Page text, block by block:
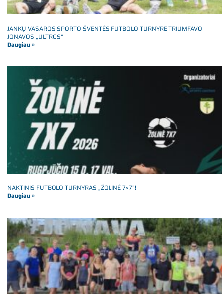
JANKŲ VASAROS SPORTO ŠVENTĖS FUTBOLO TURNYRE TRIUMFAVO
JONAVOS „ULTROS“
Daugiau »
NAKTINIS FUTBOLO TURNYRAS „ŽOLINĖ 7×7”!
Daugiau »